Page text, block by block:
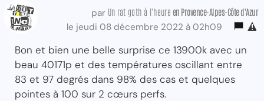
par Un rat goth à l'heure en Provence-Alpes-Côte d'Azur
le jeudi 08 décembre 2022 à 02h09
Bon et bien une belle surprise ce 13900k avec un
beau 40171p et des températures oscillant entre
83 et 97 degrés dans 98% des cas et quelques
pointes à 100 sur 2 cœurs perfs.